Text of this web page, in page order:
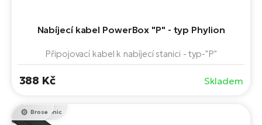
Nabíjecí kabel PowerBox "P" - typ Phylion
Připojovací kabel k nabíjecí stanici - typ-"P"
388 Kč Skladem
Panasonic
Brose